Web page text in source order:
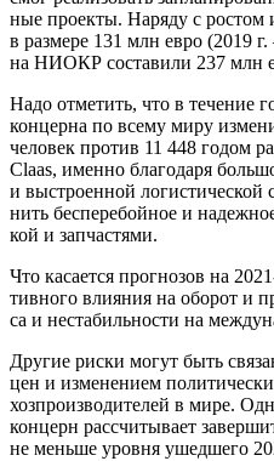
ные про­ек­ты. Наря­ду с
в раз­ме­ре 131 млн евро (2019
на НИОКР соста­ви­ли 237 млн
Надо отме­тить, что в тече­ние
кон­цер­на по все­му миру
чело­век про­тив 11 448 годом
Claas, имен­но бла­го­да­ря
и выстро­ен­ной логи­сти­че­ской
нить бес­пе­ре­бой­ное и
кой и запчастями.
Что каса­ет­ся про­гно­зов на
тив­но­го вли­я­ния на обо­рот и
са и неста­биль­но­сти на
Дру­гие рис­ки могут быть
цен и изме­не­ни­ем
хоз­про­из­во­ди­те­лей в мире.
кон­церн рас­счи­ты­ва­ет
не мень­ше уров­ня ушед­ше­го